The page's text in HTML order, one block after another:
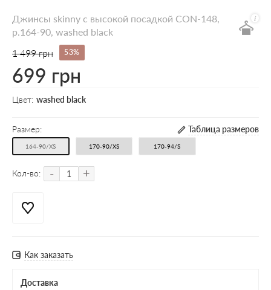
Джинсы skinny с высокой посадкой CON-148,
р.164-90, washed black
1 499 грн
53%
699 грн
Цвет: washed black
Размер: Таблица размеров
164-90/XS 170-90/XS 170-94/S
Кол-во: - +
Как заказать
Доставка